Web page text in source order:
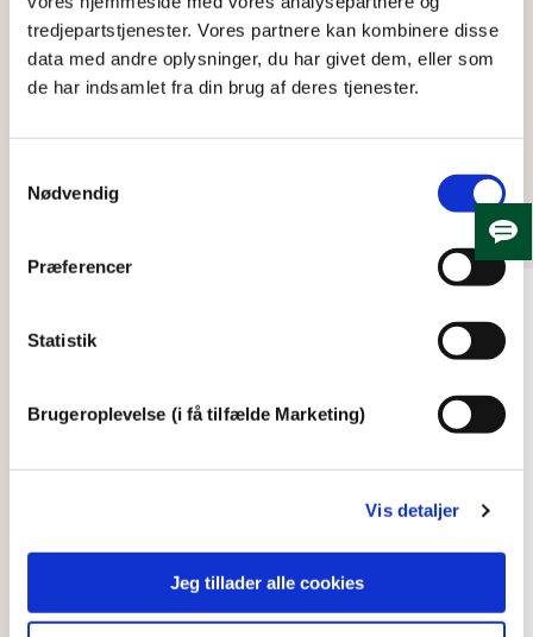
tredjepartstjenester. Vores partnere kan kombinere disse
data med andre oplysninger, du har givet dem, eller som
de har indsamlet fra din brug af deres tjenester.
Nødvendig
Præferencer
Statistik
Brugeroplevelse (i få tilfælde Marketing)
Vis detaljer
Jeg tillader alle cookies
til Frederiksberg Forenede Boligselskaber. Klippet varer
1.47 min.
Se også
finsensvej
Husvildebarakker på
Finsensvej